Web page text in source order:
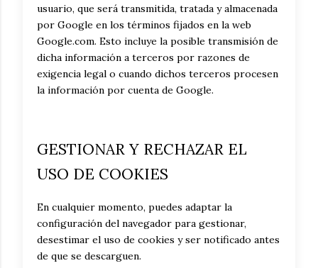
usuario, que será transmitida, tratada y almacenada
por Google en los términos fijados en la web
Google.com. Esto incluye la posible transmisión de
dicha información a terceros por razones de
exigencia legal o cuando dichos terceros procesen
la información por cuenta de Google.
GESTIONAR Y RECHAZAR EL
USO DE COOKIES
En cualquier momento, puedes adaptar la
configuración del navegador para gestionar,
desestimar el uso de cookies y ser notificado antes
de que se descarguen.